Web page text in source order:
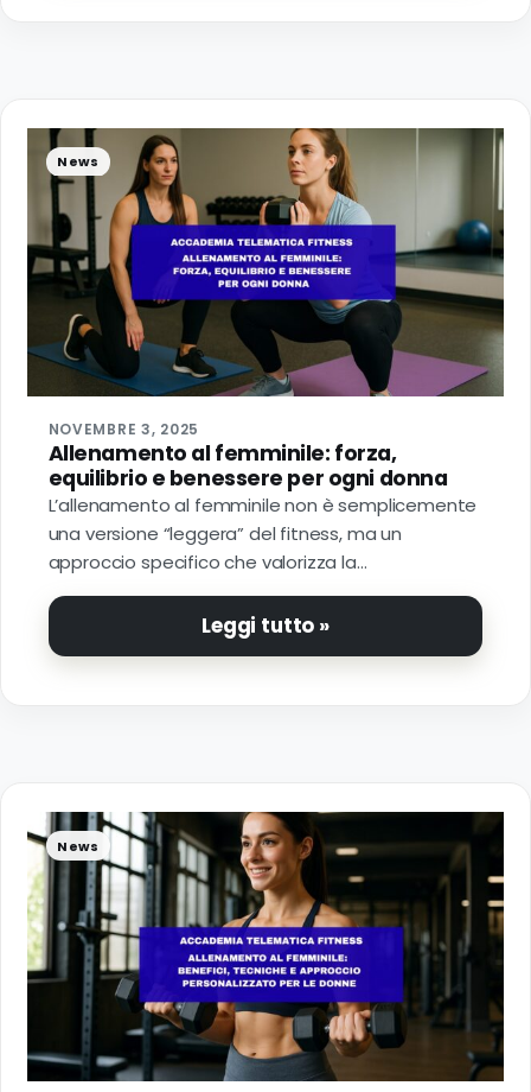
News
NOVEMBRE 3, 2025
Allenamento al femminile: forza,
equilibrio e benessere per ogni donna
L’allenamento al femminile non è semplicemente
una versione “leggera” del fitness, ma un
approccio specifico che valorizza la…
Leggi tutto »
News